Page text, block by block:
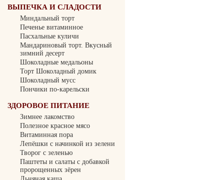
ВЫПЕЧКА И СЛАДОСТИ
Миндальный торт
Печенье витаминное
Пасхальные куличи
Мандариновый торт. Вкусный
зимний десерт
Шоколадные медальоны
Торт Шоколадный домик
Шоколадный мусс
Пончики по-карельски
ЗДОРОВОЕ ПИТАНИЕ
Зимнее лакомство
Полезное красное мясо
Витаминная пора
Лепёшки с начинкой из зелени
Творог с зеленью
Паштеты и салаты с добавкой
пророщенных зёрен